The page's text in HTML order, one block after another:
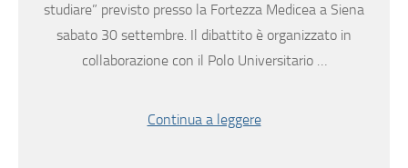
studiare” previsto presso la Fortezza Medicea a Siena
sabato 30 settembre. Il dibattito è organizzato in
collaborazione con il Polo Universitario …
Continua a leggere